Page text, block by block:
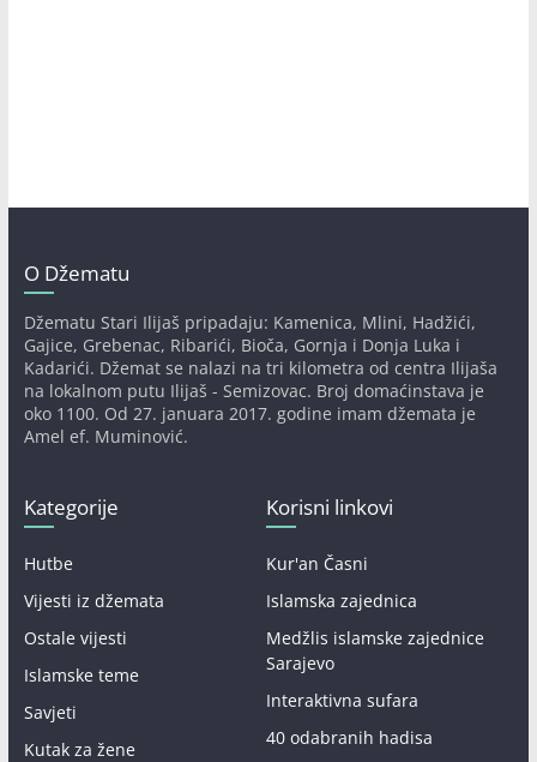
O Džematu
Džematu Stari Ilijaš pripadaju: Kamenica, Mlini, Hadžići,
Gajice, Grebenac, Ribarići, Bioča, Gornja i Donja Luka i
Kadarići. Džemat se nalazi na tri kilometra od centra Ilijaša
na lokalnom putu Ilijaš - Semizovac. Broj domaćinstava je
oko 1100. Od 27. januara 2017. godine imam džemata je
Amel ef. Muminović.
Kategorije
Hutbe
Vijesti iz džemata
Ostale vijesti
Islamske teme
Savjeti
Kutak za žene
Korisni linkovi
Kur'an Časni
Islamska zajednica
Medžlis islamske zajednice
Sarajevo
Interaktivna sufara
40 odabranih hadisa